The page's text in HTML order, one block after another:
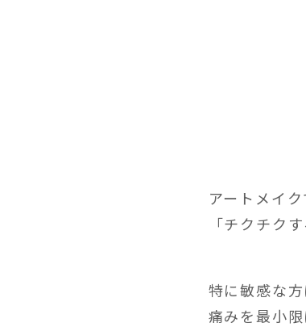
アートメイ
「チクチク
特に敏感な
痛みを最小限